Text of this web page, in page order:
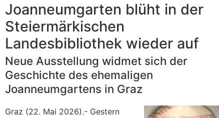
Joanneumgarten blüht in der
Steiermärkischen
Landesbibliothek wieder auf
Neue Ausstellung widmet sich der
Geschichte des ehemaligen
Joanneumgartens in Graz
Graz (22. Mai 2026).- Gestern